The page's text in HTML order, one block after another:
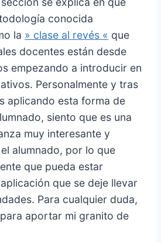
conocida
la » clase al revés « que
docentes están desde
empezando a introducir en
Personalmente y tras
aplicando esta forma de
siento que es una
muy interesante y
alumnado, por lo que
que pueda estar
que se deje llevar
Para cualquier duda,
aportar mi granito de